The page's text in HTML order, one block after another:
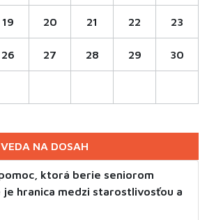
19 20 21 22 23
26 27 28 29 30
NA DOSAH
ktorá berie seniorom
hranica medzi starostlivosťou a